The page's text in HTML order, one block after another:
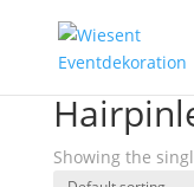
Showing the